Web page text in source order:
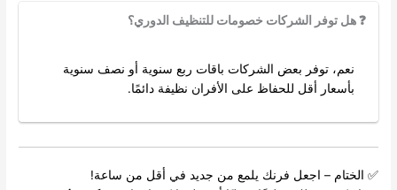
❓ هل توفر الشركات خصومات للتنظيف الدوري؟
نعم، توفر بعض الشركات باقات ربع سنوية أو نصف سنوية
بأسعار أقل للحفاظ على الأفران نظيفة دائمًا.
✅ الختام – اجعل فرنك يلمع من جديد في أقل من ساعة!